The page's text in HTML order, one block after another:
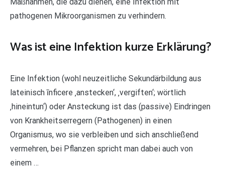
pathogenen Mikroorganismen zu verhindern.
Was ist eine Infektion kurze Erklärung?
Eine Infektion (wohl neuzeitliche Sekundärbildung aus
lateinisch īnficere ‚anstecken‘, ‚vergiften‘; wörtlich
‚hineintun‘) oder Ansteckung ist das (passive) Eindringen
von Krankheitserregern (Pathogenen) in einen
Organismus, wo sie verbleiben und sich anschließend
vermehren, bei Pflanzen spricht man dabei auch von
einem …